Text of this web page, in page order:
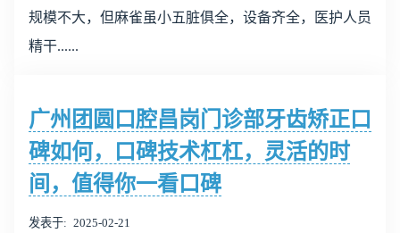
规模不大，但麻雀虽小五脏俱全，设备齐全，医护人员
精干......
广州团圆口腔昌岗门诊部牙齿矫正口
碑如何，口碑技术杠杠，灵活的时
间，值得你一看口碑
发表于 2025-02-21